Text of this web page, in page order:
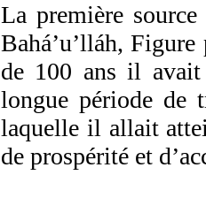
La première
Bahá’u’lláh,
de 100 ans il
longue période de
laquelle il allait
de prospérité et